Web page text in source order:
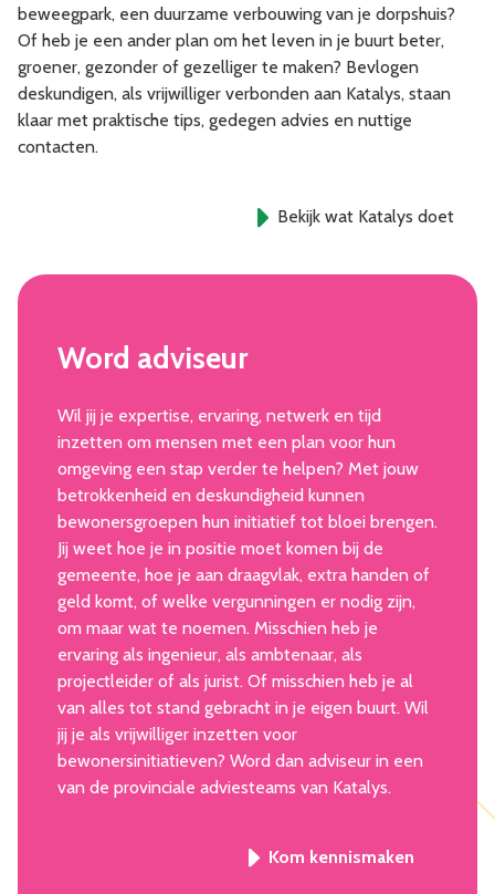
beweegpark, een duurzame verbouwing van je dorpshuis?
Of heb je een ander plan om het leven in je buurt beter,
groener, gezonder of gezelliger te maken? Bevlogen
deskundigen, als vrijwilliger verbonden aan Katalys, staan
klaar met praktische tips, gedegen advies en nuttige
contacten.
Bekijk wat Katalys doet
Word adviseur
Wil jij je expertise, ervaring, netwerk en tijd
inzetten om mensen met een plan voor hun
omgeving een stap verder te helpen? Met jouw
betrokkenheid en deskundigheid kunnen
bewonersgroepen hun initiatief tot bloei brengen.
Jij weet hoe je in positie moet komen bij de
gemeente, hoe je aan draagvlak, extra handen of
geld komt, of welke vergunningen er nodig zijn,
om maar wat te noemen. Misschien heb je
ervaring als ingenieur, als ambtenaar, als
projectleider of als jurist. Of misschien heb je al
van alles tot stand gebracht in je eigen buurt. Wil
jij je als vrijwilliger inzetten voor
bewonersinitiatieven? Word dan adviseur in een
van de provinciale adviesteams van Katalys.
Kom kennismaken